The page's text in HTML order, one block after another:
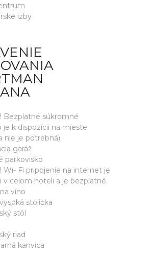
izby
Bezplatné súkromné
je k dispozícii na mieste
nie je potrebná).
garáž
parkovisko
Wi- Fi pripojenie na internet je
v celom hoteli a je bezplatné.
víno
stolička
stôl
riad
kanvica